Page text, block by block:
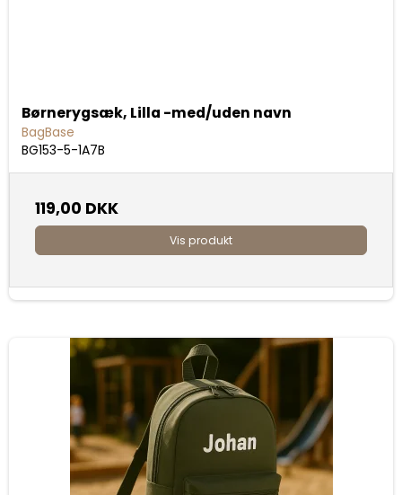
Børnerygsæk, Lilla -med/uden navn
BagBase
BG153-5-1A7B
119,00 DKK
Vis produkt